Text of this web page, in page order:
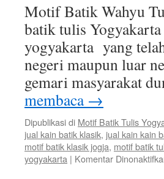
Motif Batik Wahyu
batik tulis
yogyakarta yang
negeri maupun luar
gemari masyarakat
membaca →
Dipublikasi di Motif Batik Tulis
jual kain batik klasik, jual kain kain
motif batik klasik jogja, motif batik
yogyakarta | Komentar